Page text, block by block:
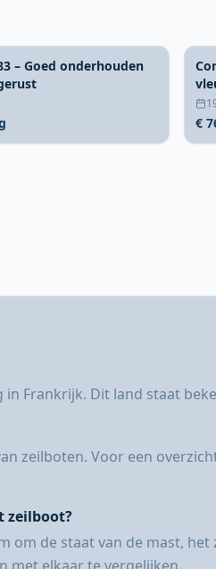
– Goed onderhouden
€
Frankrijk. Dit land staat
zeilboten. Voor een
zeilboot?
om de staat van de mast,